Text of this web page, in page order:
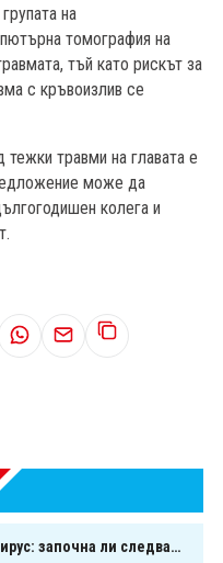
на
томография на
тъй като рискът за
с кръвоизлив се
тежки травми на главата е
може да
колега и
Ваксина срещу хантавирус: започна ли следващата голяма надпревара в медицината?